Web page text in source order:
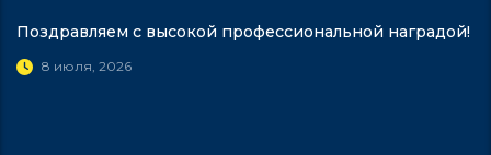
Поздравляем с высокой профессиональной наградой!
8 июля, 2026